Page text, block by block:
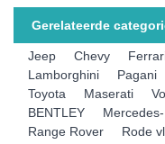
Gerelateerde
Jeep Chevy
Lamborghini
Pagani
Toyota
Maserati
BENTLEY
Range Rover
Rode